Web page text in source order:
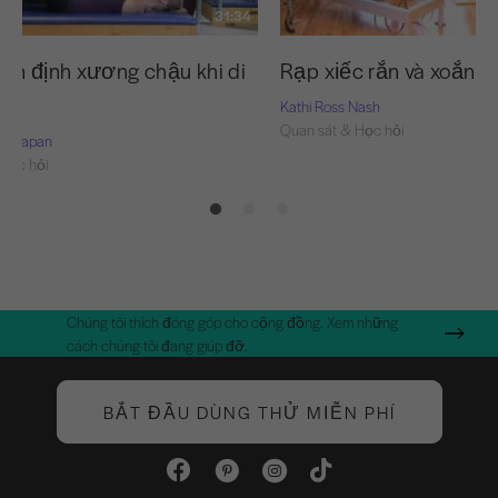
31:34
định xương chậu khi di
Capan
hỏi
Rạp xiếc rắn và xoắn
Kathi Ross Nash
Quan sát & Học hỏi
Chúng tôi thích đóng góp cho cộng đồng. Xem những
cách chúng tôi đang giúp đỡ.
BẮT ĐẦU DÙNG THỬ MIỄN PHÍ